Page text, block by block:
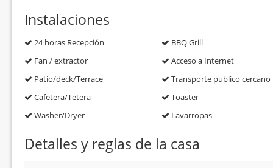
Instalaciones
24 horas Recepción
BBQ Grill
Fan / extractor
Acceso a Internet
Patio/deck/Terrace
Transporte publico cercano
Cafetera/Tetera
Toaster
Washer/Dryer
Lavarropas
Detalles y reglas de la casa